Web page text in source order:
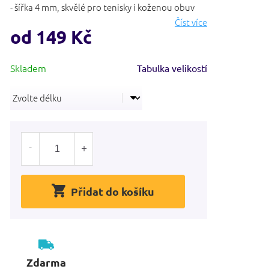
- šířka 4 mm, skvělé pro tenisky i koženou obuv
Číst více
od 149 Kč
cena:
Tabulka velikostí
Přidat do košíku
Zdarma